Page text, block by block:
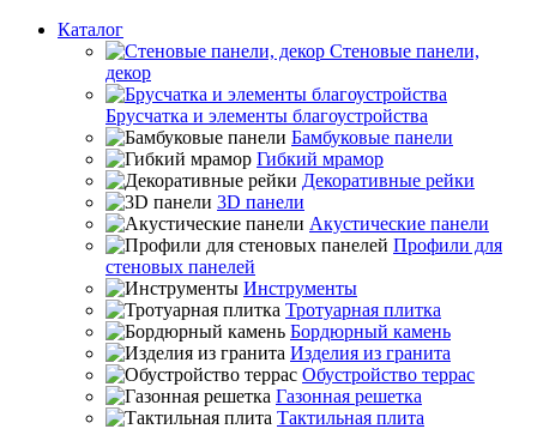
Каталог
Стеновые панели,
декор
Брусчатка и элементы благоустройства
Бамбуковые панели
Гибкий мрамор
Декоративные рейки
3D панели
Акустические панели
Профили для
стеновых панелей
Инструменты
Тротуарная плитка
Бордюрный камень
Изделия из гранита
Обустройство террас
Газонная решетка
Тактильная плита